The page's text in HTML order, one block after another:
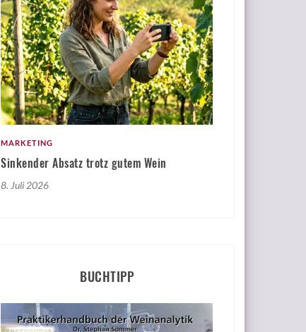
MARKETING
Sinkender Absatz trotz gutem Wein
8. Juli 2026
BUCHTIPP